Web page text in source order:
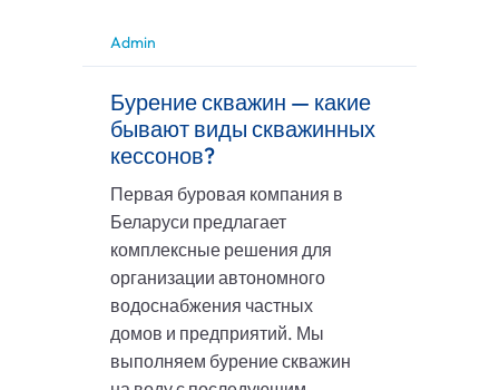
Admin
Бурение скважин — какие
бывают виды скважинных
кессонов?
Первая буровая компания в
Беларуси предлагает
комплексные решения для
организации автономного
водоснабжения частных
домов и предприятий. Мы
выполняем бурение скважин